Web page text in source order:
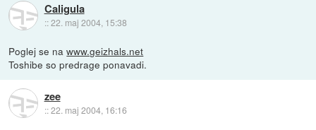
Caligula
::22. maj 2004, 15:38
Poglej se nawww.geizhals.net
Toshibe so predrage ponavadi.
zee
::22. maj 2004, 16:16